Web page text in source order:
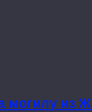
могилу из